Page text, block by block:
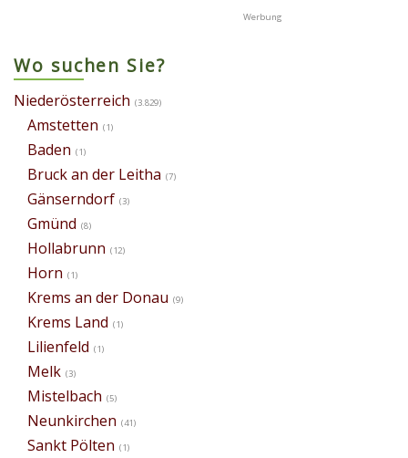
Wo suchen Sie?
Niederösterreich (3.829)
Amstetten (1)
Baden (1)
Bruck an der Leitha (7)
Gänserndorf (3)
Gmünd (8)
Hollabrunn (12)
Horn (1)
Krems an der Donau (9)
Krems Land (1)
Lilienfeld (1)
Melk (3)
Mistelbach (5)
Neunkirchen (41)
Sankt Pölten (1)